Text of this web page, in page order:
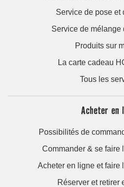
Service de pose et
Service de mélange
Produits sur
La carte cadeau
Tous les
Acheter en
Possibilités de
Commander & se faire
Acheter en ligne et faire
Réserver et retirer